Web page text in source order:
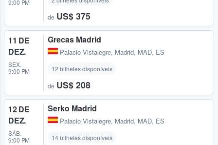
9:00 PM
de US$ 375
11 DE
DEZ.
SEX.
9:00 PM
Grecas Madrid
Palacio Vistalegre, Madrid, MAD, ES
12 bilhetes disponíveis
de US$ 208
12 DE
DEZ.
SÁB.
9:00 PM
Serko Madrid
Palacio Vistalegre, Madrid, MAD, ES
14 bilhetes disponíveis